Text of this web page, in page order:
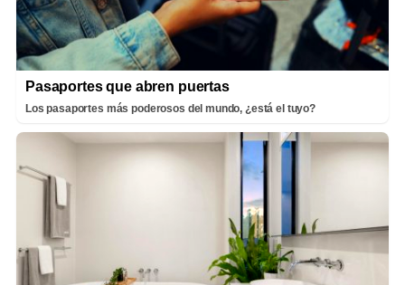
Pasaportes que abren puertas
Los pasaportes más poderosos del mundo, ¿está el tuyo?